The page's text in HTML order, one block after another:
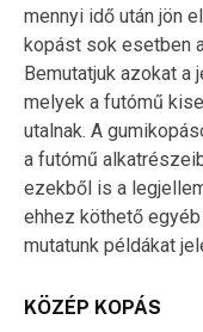
mennyi idő után jön
kopást sok esetben
Bemutatjuk azokat a
melyek a futómű
utalnak. A
a futómű
ezekből is a
ehhez köthető
mutatunk példákat
KÖZÉP KOPÁS